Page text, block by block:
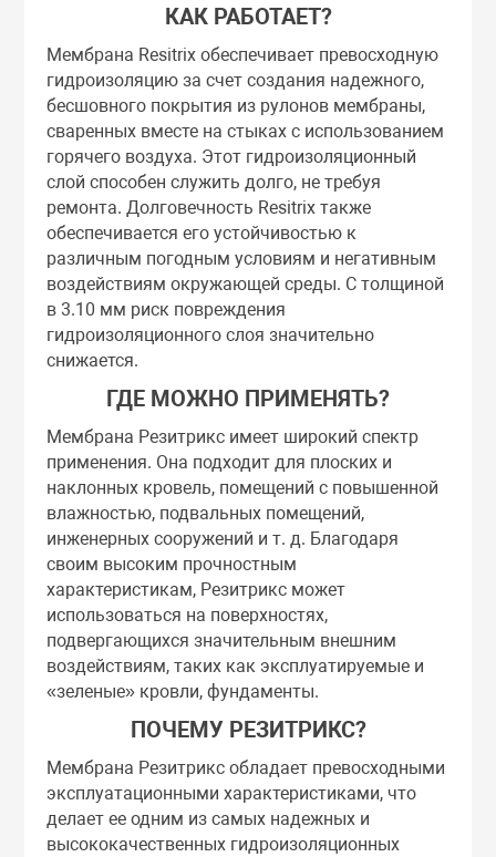
КАК РАБОТАЕТ?
Мембрана Resitrix обеспечивает превосходную
гидроизоляцию за счет создания надежного,
бесшовного покрытия из рулонов мембраны,
сваренных вместе на стыках с использованием
горячего воздуха. Этот гидроизоляционный
слой способен служить долго, не требуя
ремонта. Долговечность Resitrix также
обеспечивается его устойчивостью к
различным погодным условиям и негативным
воздействиям окружающей среды. С толщиной
в 3.10 мм риск повреждения
гидроизоляционного слоя значительно
снижается.
ГДЕ МОЖНО ПРИМЕНЯТЬ?
Мембрана Резитрикс имеет широкий спектр
применения. Она подходит для плоских и
наклонных кровель, помещений с повышенной
влажностью, подвальных помещений,
инженерных сооружений и т. д. Благодаря
своим высоким прочностным
характеристикам, Резитрикс может
использоваться на поверхностях,
подвергающихся значительным внешним
воздействиям, таких как эксплуатируемые и
«зеленые» кровли, фундаменты.
ПОЧЕМУ РЕЗИТРИКС?
Мембрана Резитрикс обладает превосходными
эксплуатационными характеристиками, что
делает ее одним из самых надежных и
высококачественных гидроизоляционных